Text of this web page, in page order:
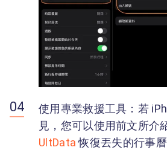
使用專業救援工具：若
見，您可以使用前文所介
UltData恢復丟失的行事曆